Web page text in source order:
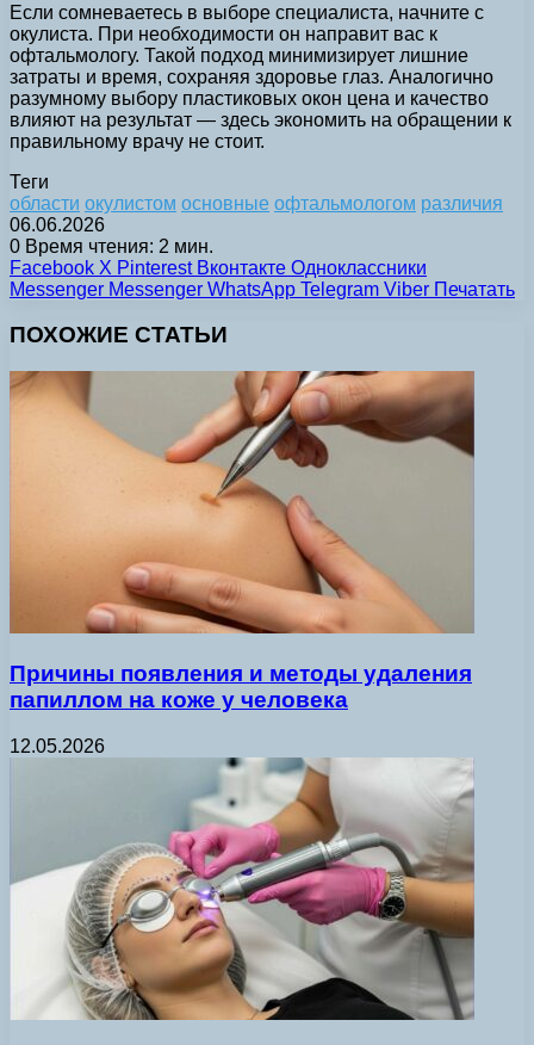
Если сомневаетесь в выборе специалиста, начните с
окулиста. При необходимости он направит вас к
офтальмологу. Такой подход минимизирует лишние
затраты и время, сохраняя здоровье глаз. Аналогично
разумному выбору пластиковых окон цена и качество
влияют на результат — здесь экономить на обращении к
правильному врачу не стоит.
Теги
области окулистом основные офтальмологом различия
06.06.2026
0 Время чтения: 2 мин.
Facebook X Pinterest Вконтакте Одноклассники
Messenger Messenger WhatsApp Telegram Viber Печатать
ПОХОЖИЕ СТАТЬИ
Причины появления и методы удаления
папиллом на коже у человека
12.05.2026